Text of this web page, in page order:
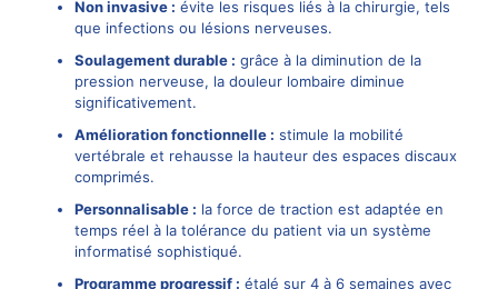
Non invasive : évite les risques liés à la chirurgie, tels
que infections ou lésions nerveuses.
Soulagement durable : grâce à la diminution de la
pression nerveuse, la douleur lombaire diminue
significativement.
Amélioration fonctionnelle : stimule la mobilité
vertébrale et rehausse la hauteur des espaces discaux
comprimés.
Personnalisable : la force de traction est adaptée en
temps réel à la tolérance du patient via un système
informatisé sophistiqué.
Programme progressif : étalé sur 4 à 6 semaines avec